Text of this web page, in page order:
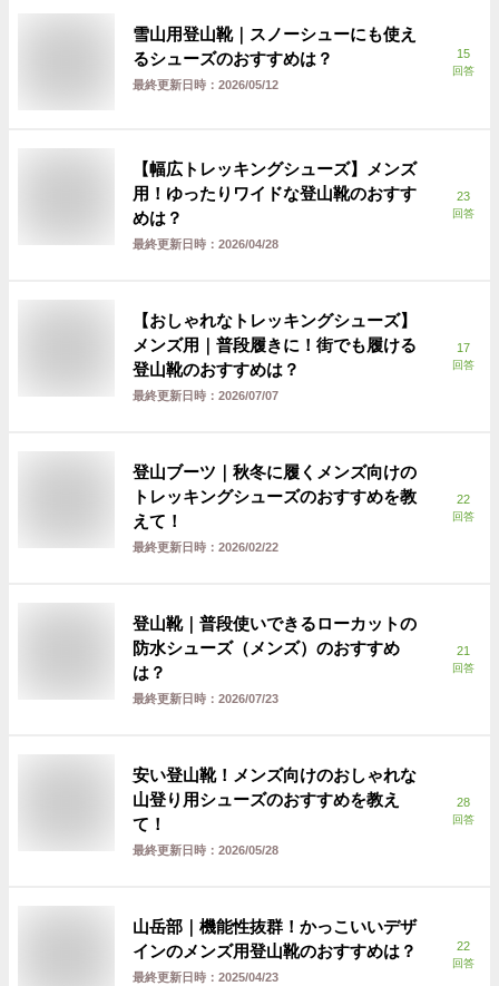
雪山用登山靴｜スノーシューにも使え
るシューズのおすすめは？
最終更新日時： 2026/05/12
15
回答
【幅広トレッキングシューズ】メンズ
用！ゆったりワイドな登山靴のおすす
めは？
最終更新日時： 2026/04/28
23
回答
【おしゃれなトレッキングシューズ】
メンズ用｜普段履きに！街でも履ける
登山靴のおすすめは？
最終更新日時： 2026/07/07
17
回答
登山ブーツ｜秋冬に履くメンズ向けの
トレッキングシューズのおすすめを教
えて！
最終更新日時： 2026/02/22
22
回答
登山靴｜普段使いできるローカットの
防水シューズ（メンズ）のおすすめ
は？
最終更新日時： 2026/07/23
21
回答
安い登山靴！メンズ向けのおしゃれな
山登り用シューズのおすすめを教え
て！
最終更新日時： 2026/05/28
28
回答
山岳部｜機能性抜群！かっこいいデザ
インのメンズ用登山靴のおすすめは？
最終更新日時： 2025/04/23
22
回答